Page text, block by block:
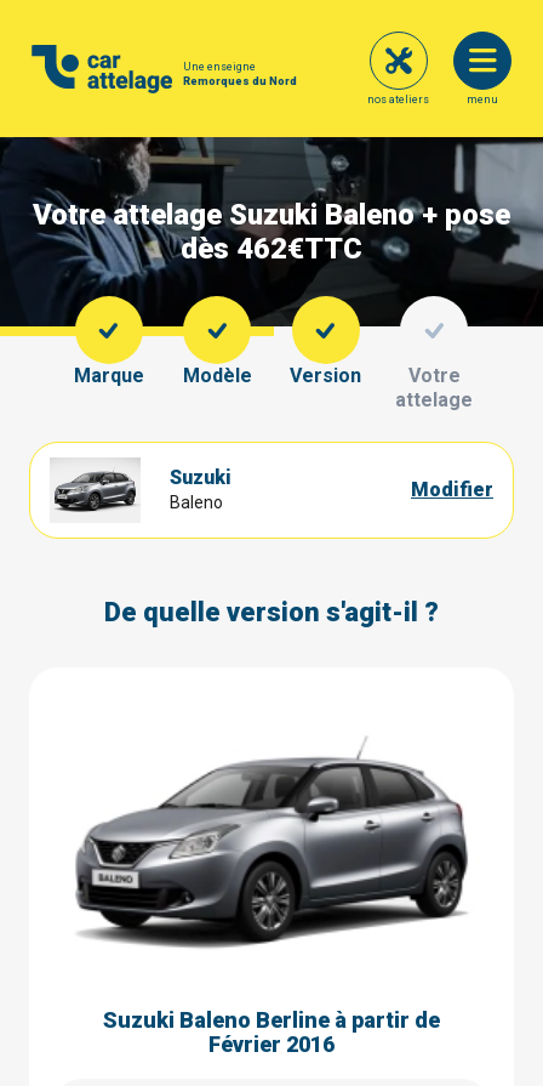
Une enseigne
Remorques du Nord
menu
nos ateliers
Votre attelage Suzuki Baleno + pose
dès 462€TTC
Marque Modèle Version
Votre
attelage
Suzuki
Baleno
Modifier
De quelle version s'agit-il ?
Suzuki Baleno Berline à partir de
Février 2016